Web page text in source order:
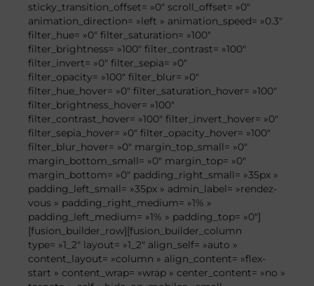
sticky_transition_offset= »0″ scroll_offset= »0″
animation_direction= »left » animation_speed= »0.3″
filter_hue= »0″ filter_saturation= »100″
filter_brightness= »100″ filter_contrast= »100″
filter_invert= »0″ filter_sepia= »0″
filter_opacity= »100″ filter_blur= »0″
filter_hue_hover= »0″ filter_saturation_hover= »100″
filter_brightness_hover= »100″
filter_contrast_hover= »100″ filter_invert_hover= »0″
filter_sepia_hover= »0″ filter_opacity_hover= »100″
filter_blur_hover= »0″ margin_top_small= »0″
margin_bottom_small= »0″ margin_top= »0″
margin_bottom= »0″ padding_right_small= »35px »
padding_left_small= »35px » admin_label= »rendez-
vous » padding_right_medium= »1% »
padding_left_medium= »1% » padding_top= »0″]
[fusion_builder_row][fusion_builder_column
type= »1_2″ layout= »1_2″ align_self= »auto »
content_layout= »column » align_content= »flex-
start » content_wrap= »wrap » center_content= »no »